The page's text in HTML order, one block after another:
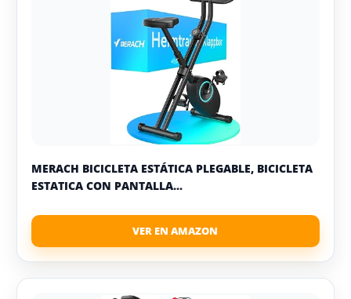
MERACH BICICLETA ESTÁTICA PLEGABLE, BICICLETA
ESTATICA CON PANTALLA...